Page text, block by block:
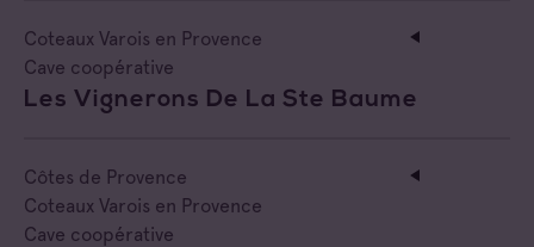
Coteaux Varois en Provence
Cave coopérative
Les Vignerons De La Ste Baume
Côtes de Provence
Coteaux Varois en Provence
Cave coopérative